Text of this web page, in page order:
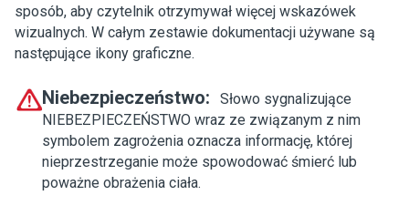
sposób, aby czytelnik otrzymywał więcej wskazówek
wizualnych. W całym zestawie dokumentacji używane są
następujące ikony graficzne.
Niebezpieczeństwo:
Słowo sygnalizujące
NIEBEZPIECZEŃSTWO wraz ze związanym z nim
symbolem zagrożenia oznacza informację, której
nieprzestrzeganie może spowodować śmierć lub
poważne obrażenia ciała.